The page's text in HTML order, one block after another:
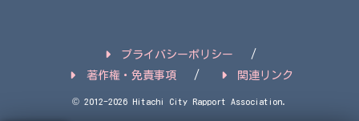
プライバシーポリシー
著作権・免責事項
関連リンク
© 2012-2026 Hitachi City Rapport Association.